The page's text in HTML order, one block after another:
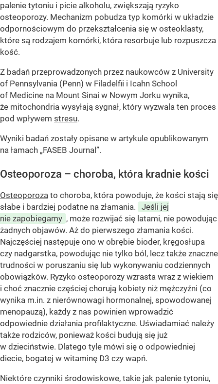
palenie tytoniu i picie alkoholu, zwiększają ryzyko
osteoporozy. Mechanizm pobudza typ komórki w układzie
odpornościowym do przekształcenia się w osteoklasty,
które są rodzajem komórki, która resorbuje lub rozpuszcza
kość.
Z badań przeprowadzonych przez naukowców z University
of Pennsylvania (Penn) w Filadelfii i Icahn School
of Medicine na Mount Sinai w Nowym Jorku wynika,
że mitochondria wysyłają sygnał, który wyzwala ten proces
pod wpływem stresu.
Wyniki badań zostały opisane w artykule opublikowanym
na łamach „FASEB Journal”.
Osteoporoza – choroba, która kradnie kości
Osteoporoza to choroba, która powoduje, że kości stają się
słabe i bardziej podatne na złamania.
Jeśli jej
nie zapobiegamy , może rozwijać się latami, nie powodując
żadnych objawów. Aż do pierwszego złamania kości.
Najczęściej następuje ono w obrębie bioder, kręgosłupa
czy nadgarstka, powodując nie tylko ból, lecz także znaczne
trudności w poruszaniu się lub wykonywaniu codziennych
obowiązków. Ryzyko osteoporozy wzrasta wraz z wiekiem
i choć znacznie częściej chorują kobiety niż mężczyźni (co
wynika m.in. z nierównowagi hormonalnej, spowodowanej
menopauzą), każdy z nas powinien wprowadzić
odpowiednie działania profilaktyczne. Uświadamiać należy
także rodziców, ponieważ kości budują się już
w dzieciństwie. Dlatego tyle mówi się o odpowiedniej
diecie, bogatej w witaminę D3 czy wapń.
Niektóre czynniki środowiskowe, takie jak palenie tytoniu,